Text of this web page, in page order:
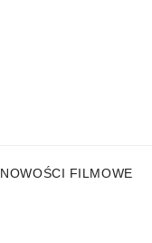
NOWOŚCI FILMOWE